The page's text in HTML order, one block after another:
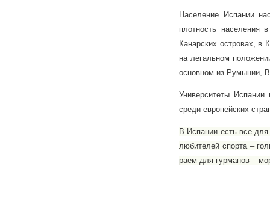
Население Испании
плотность населения
Канарских островах, в
на легальном
основном из Румынии,
Университеты
среди европейских
В Испании есть все
любителей спорта –
раем для гурманов –